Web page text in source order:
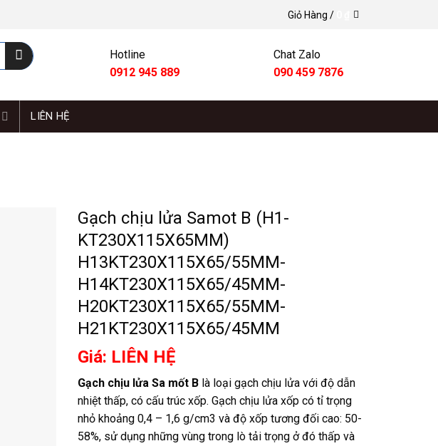
Giỏ Hàng /
Hotline
0912 945 889
Chat Zalo
090 459 7876
LIÊN HỆ
Gạch chịu lửa Samot B (H1-
KT230X115X65MM)
H13KT230X115X65/55MM-
H14KT230X115X65/45MM-
H20KT230X115X65/55MM-
H21KT230X115X65/45MM
Giá: LIÊN HỆ
Gạch chịu lửa Sa mốt Blà loại gạch chịu lửa với độ dẫn
nhiệt thấp, có cấu trúc xốp. Gạch chịu lửa xốp có tỉ trọng
nhỏ khoảng 0,4 – 1,6 g/cm3 và độ xốp tương đối cao: 50-
58%, sử dụng những vùng trong lò tải trọng ở đó thấp và